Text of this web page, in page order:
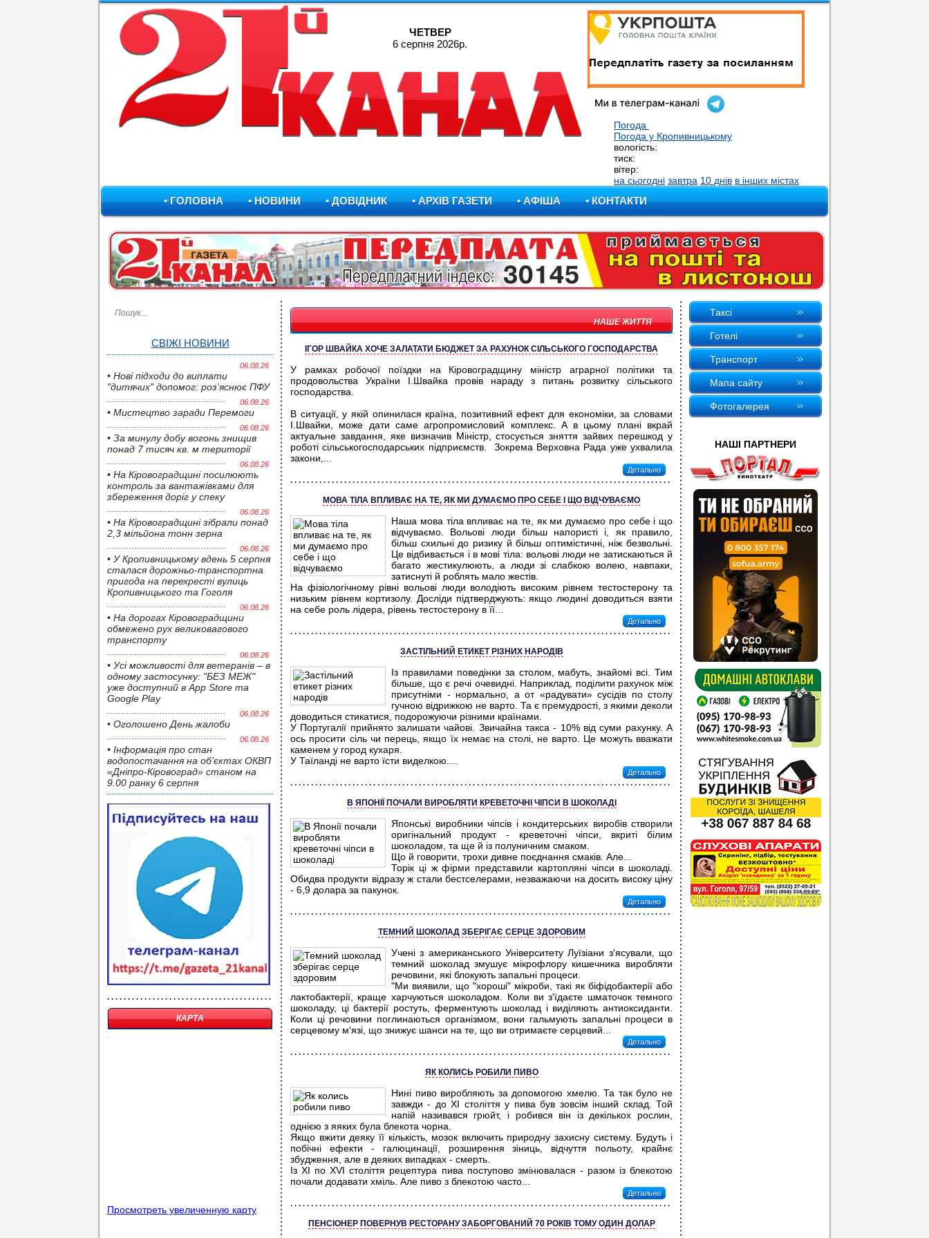
ЧЕТВЕР
6 серпня 2026р.
Погода
Погода у Кропивницькому
вологість:
тиск:
вітер:
на сьогодні завтра 10 днів в інших містах
• ГОЛОВНА • НОВИНИ • ДОВІДНИК • АРХІВ ГАЗЕТИ • АФІША • КОНТАКТИ
СВІЖІ НОВИНИ
06.08.26
• Нові підходи до виплати
"дитячих" допомог: роз’яснює ПФУ
06.08.26
• Мистецтво заради Перемоги
06.08.26
• За минулу добу вогонь знищив
понад 7 тисяч кв. м території
06.08.26
• На Кіровоградщині посилюють
контроль за вантажівками для
збереження доріг у спеку
06.08.26
• На Кіровоградщині зібрали понад
2,3 мільйона тонн зерна
06.08.26
• У Кропивницькому вдень 5 серпня
сталася дорожньо-транспортна
пригода на перехресті вулиць
Кропивницького та Гоголя
06.08.26
• На дорогах Кіровоградщини
обмежено рух великовагового
транспорту
06.08.26
• Усі можливості для ветеранів – в
одному застосунку: "БЕЗ МЕЖ"
уже доступний в App Store та
Google Play
06.08.26
• Оголошено День жалоби
06.08.26
• Інформація про стан
водопостачання на об’єктах ОКВП
«Дніпро-Кіровоград» станом на
9.00 ранку 6 серпня
КАРТА
Просмотреть увеличенную карту
НАШЕ ЖИТТЯ
ІГОР ШВАЙКА ХОЧЕ ЗАЛАТАТИ БЮДЖЕТ ЗА РАХУНОК СІЛЬСЬКОГО ГОСПОДАРСТВА
У рамках робочої поїздки на Кіровоградщину міністр аграрної політики та
продовольства України І.Швайка провів нараду з питань розвитку сільського
господарства.
В ситуації, у якій опинилася країна, позитивний ефект для економіки, за словами
І.Швайки, може дати саме агропромисловий комплекс. А в цьому плані вкрай
актуальне завдання, яке визначив Міністр, стосується зняття зайвих перешкод у
роботі сільськогосподарських підприємств. Зокрема Верховна Рада уже ухвалила
закони,...
Детально
МОВА ТІЛА ВПЛИВАЄ НА ТЕ, ЯК МИ ДУМАЄМО ПРО СЕБЕ І ЩО ВІДЧУВАЄМО
Наша мова тіла впливає на те, як ми думаємо про себе і що
відчуваємо. Вольові люди більш напористі і, як правило,
більш схильні до ризику й більш оптимістичні, ніж безвольні.
Це відбивається і в мові тіла: вольові люди не затискаються й
багато жестикулюють, а люди зі слабкою волею, навпаки,
затиснуті й роблять мало жестів.
На фізіологічному рівні вольові люди володіють високим рівнем тестостерону та
низьким рівнем кортизолу. Досліди підтверджують: якщо людині доводиться взяти
на себе роль лідера, рівень тестостерону в її...
Детально
ЗАСТІЛЬНИЙ ЕТИКЕТ РІЗНИХ НАРОДІВ
Із правилами поведінки за столом, мабуть, знайомі всі. Тим
більше, що є речі очевидні. Наприклад, поділити рахунок між
присутніми - нормально, а от «радувати» сусідів по столу
гучною відрижкою не варто. Та є премудрості, з якими деколи
доводиться стикатися, подорожуючи різними країнами.
У Португалії прийнято залишати чайові. Звичайна такса - 10% від суми рахунку. А
ось просити сіль чи перець, якщо їх немає на столі, не варто. Це можуть вважати
каменем у город кухаря.
У Таїланді не варто їсти виделкою....
Детально
В ЯПОНІЇ ПОЧАЛИ ВИРОБЛЯТИ КРЕВЕТОЧНІ ЧІПСИ В ШОКОЛАДІ
Японські виробники чіпсів і кондитерських виробів створили
оригінальний продукт - креветочні чіпси, вкриті білим
шоколадом, та ще й із полуничним смаком.
Що й говорити, трохи дивне поєднання смаків. Але...
Торік ці ж фірми представили картопляні чіпси в шоколаді.
Обидва продукти відразу ж стали бестселерами, незважаючи на досить високу ціну
- 6,9 долара за пакунок.
Детально
ТЕМНИЙ ШОКОЛАД ЗБЕРІГАЄ СЕРЦЕ ЗДОРОВИМ
Учені з американського Університету Луїзіани з'ясували, що
темний шоколад змушує мікрофлору кишечника виробляти
речовини, які блокують запальні процеси.
"Ми виявили, що "хороші" мікроби, такі як біфідобактерії або
лактобактерії, краще харчуються шоколадом. Коли ви з'їдаєте шматочок темного
шоколаду, ці бактерії ростуть, ферментують шоколад і виділяють антиоксиданти.
Коли ці речовини поглинаються організмом, вони гальмують запальні процеси в
серцевому м'язі, що знижує шанси на те, що ви отримаєте серцевий...
Детально
ЯК КОЛИСЬ РОБИЛИ ПИВО
Нині пиво виробляють за допомогою хмелю. Та так було не
завжди - до XI століття у пива був зовсім інший склад. Той
напій називався грюйт, і робився він із декількох рослин,
однією з яяких була блекота чорна.
Якщо вжити деяку її кількість, мозок включить природну захисну систему. Будуть і
побічні ефекти - галюцинації, розширення зіниць, відчуття польоту, крайнє
збудження, але в деяких випадках - смерть.
Із XI по XVI століття рецептура пива поступово змінювалася - разом із блекотою
почали додавати хміль. Але пиво з блекотою часто...
Детально
ПЕНСІОНЕР ПОВЕРНУВ РЕСТОРАНУ ЗАБОРГОВАНИЙ 70 РОКІВ ТОМУ ОДИН ДОЛАР
Таксi
Готелi
Транспорт
Мапа сайту
Фотогалерея
НАШI ПАРТНЕРИ